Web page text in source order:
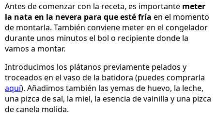
Antes de comenzar con la receta, es importante meter
la nata en la nevera para que esté fría en el momento
de montarla. También conviene meter en el congelador
durante unos minutos el bol o recipiente donde la
vamos a montar.
Introducimos los plátanos previamente pelados y
troceados en el vaso de la batidora (puedes comprarla
aquí). Añadimos también las yemas de huevo, la leche,
una pizca de sal, la miel, la esencia de vainilla y una pizca
de canela molida.